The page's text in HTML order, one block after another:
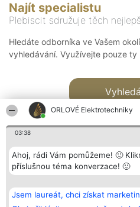
ORLOVÉ Elektrotechniky
03:38
Ahoj, rádi Vám pomůžeme! 🙂
příslušnou téma konverzace! 🙂
Jsem laureát, chci získat
Najít specialistu
Plebiscit sdružuje těch
Hledáte odborníka ve Vašem
vyhledávání. Využívejte pouze ty
Bright Side Solutions sp. z o.
o. sp. k.
ul. Ruska 22
Vítězové
Seznam
laureátů